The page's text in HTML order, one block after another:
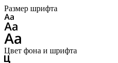
Размер шрифта
Цвет фона и шрифта